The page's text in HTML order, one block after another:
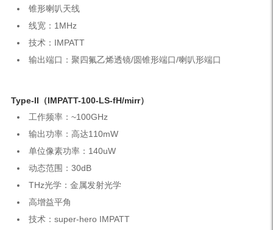
锥形喇叭天线
线宽：1MHz
技术：IMPATT
输出端口：聚四氟乙烯透镜/圆锥形端口/喇叭形端口
Type-II（IMPATT-100-LS-fH/mirr）
工作频率：~100GHz
输出功率：高达110mW
单位像素功率：140uW
动态范围：30dB
THz光学：金属发射光学
高增益平角
技术：super-hero IMPATT